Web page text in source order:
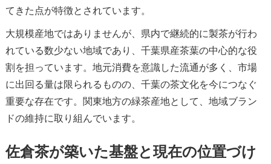
てきた点が特徴とされています。
大規模産地ではありませんが、県内で継続的に製茶が行わ
れている数少ない地域であり、千葉県産茶葉の中心的な役
割を担っています。地元消費を意識した流通が多く、市場
に出回る量は限られるものの、千葉の茶文化を今につなぐ
重要な存在です。関東地方の緑茶産地として、地域ブラン
ドの維持に取り組んでいます。
佐倉茶が築いた基盤と現在の位置づけ